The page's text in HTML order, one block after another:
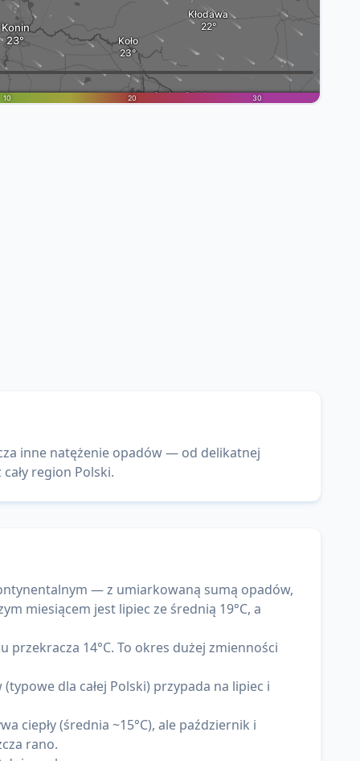
inne natężenie opadów — od delikatnej
region Polski.
— z umiarkowaną sumą opadów,
miesiącem jest lipiec ze średnią 19°C, a
przekracza 14°C. To okres dużej zmienności
dla całej Polski) przypada na lipiec i
ciepły (średnia ~15°C), ale październik i
rano.